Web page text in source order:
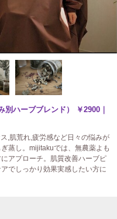
別ハーブブレンド） ￥2900｜
,肌荒れ,疲労感など日々の悩みが
蒸し。mijitakuでは、無農薬よも
アプローチ。肌質改善ハーブピ
でしっかり効果実感したい方に